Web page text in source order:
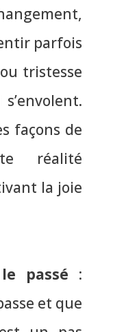
parfois
tristesse
façons de
réalité
la joie
passé
:
et que